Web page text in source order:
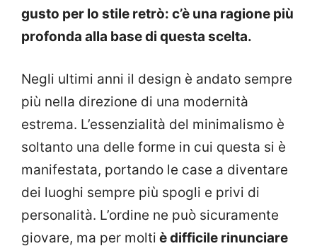
gusto per lo stile retrò: c’è una ragione più
profonda alla base di questa scelta.
Negli ultimi anni il design è andato sempre
più nella direzione di una modernità
estrema. L’essenzialità del minimalismo è
soltanto una delle forme in cui questa si è
manifestata, portando le case a diventare
dei luoghi sempre più spogli e privi di
personalità. L’ordine ne può sicuramente
giovare, ma per molti è difficile rinunciare